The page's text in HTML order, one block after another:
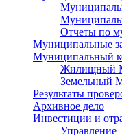
Отчеты по
Муниципальные
Муниципальный
Жилищный
Земельный
Результаты
Архивное дело
Инвестиции и
Управление